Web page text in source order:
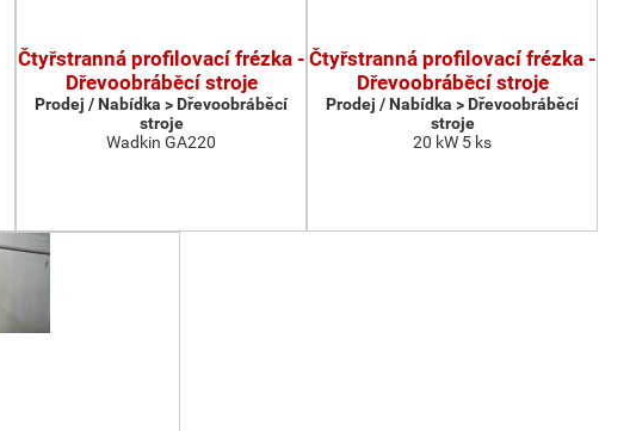
Čtyřstranná profilovací frézka -
Dřevoobráběcí stroje
Prodej / Nabídka > Dřevoobráběcí
stroje
Wadkin GA220
Čtyřstranná profilovací frézka -
Dřevoobráběcí stroje
Prodej / Nabídka > Dřevoobráběcí
stroje
20 kW 5 ks